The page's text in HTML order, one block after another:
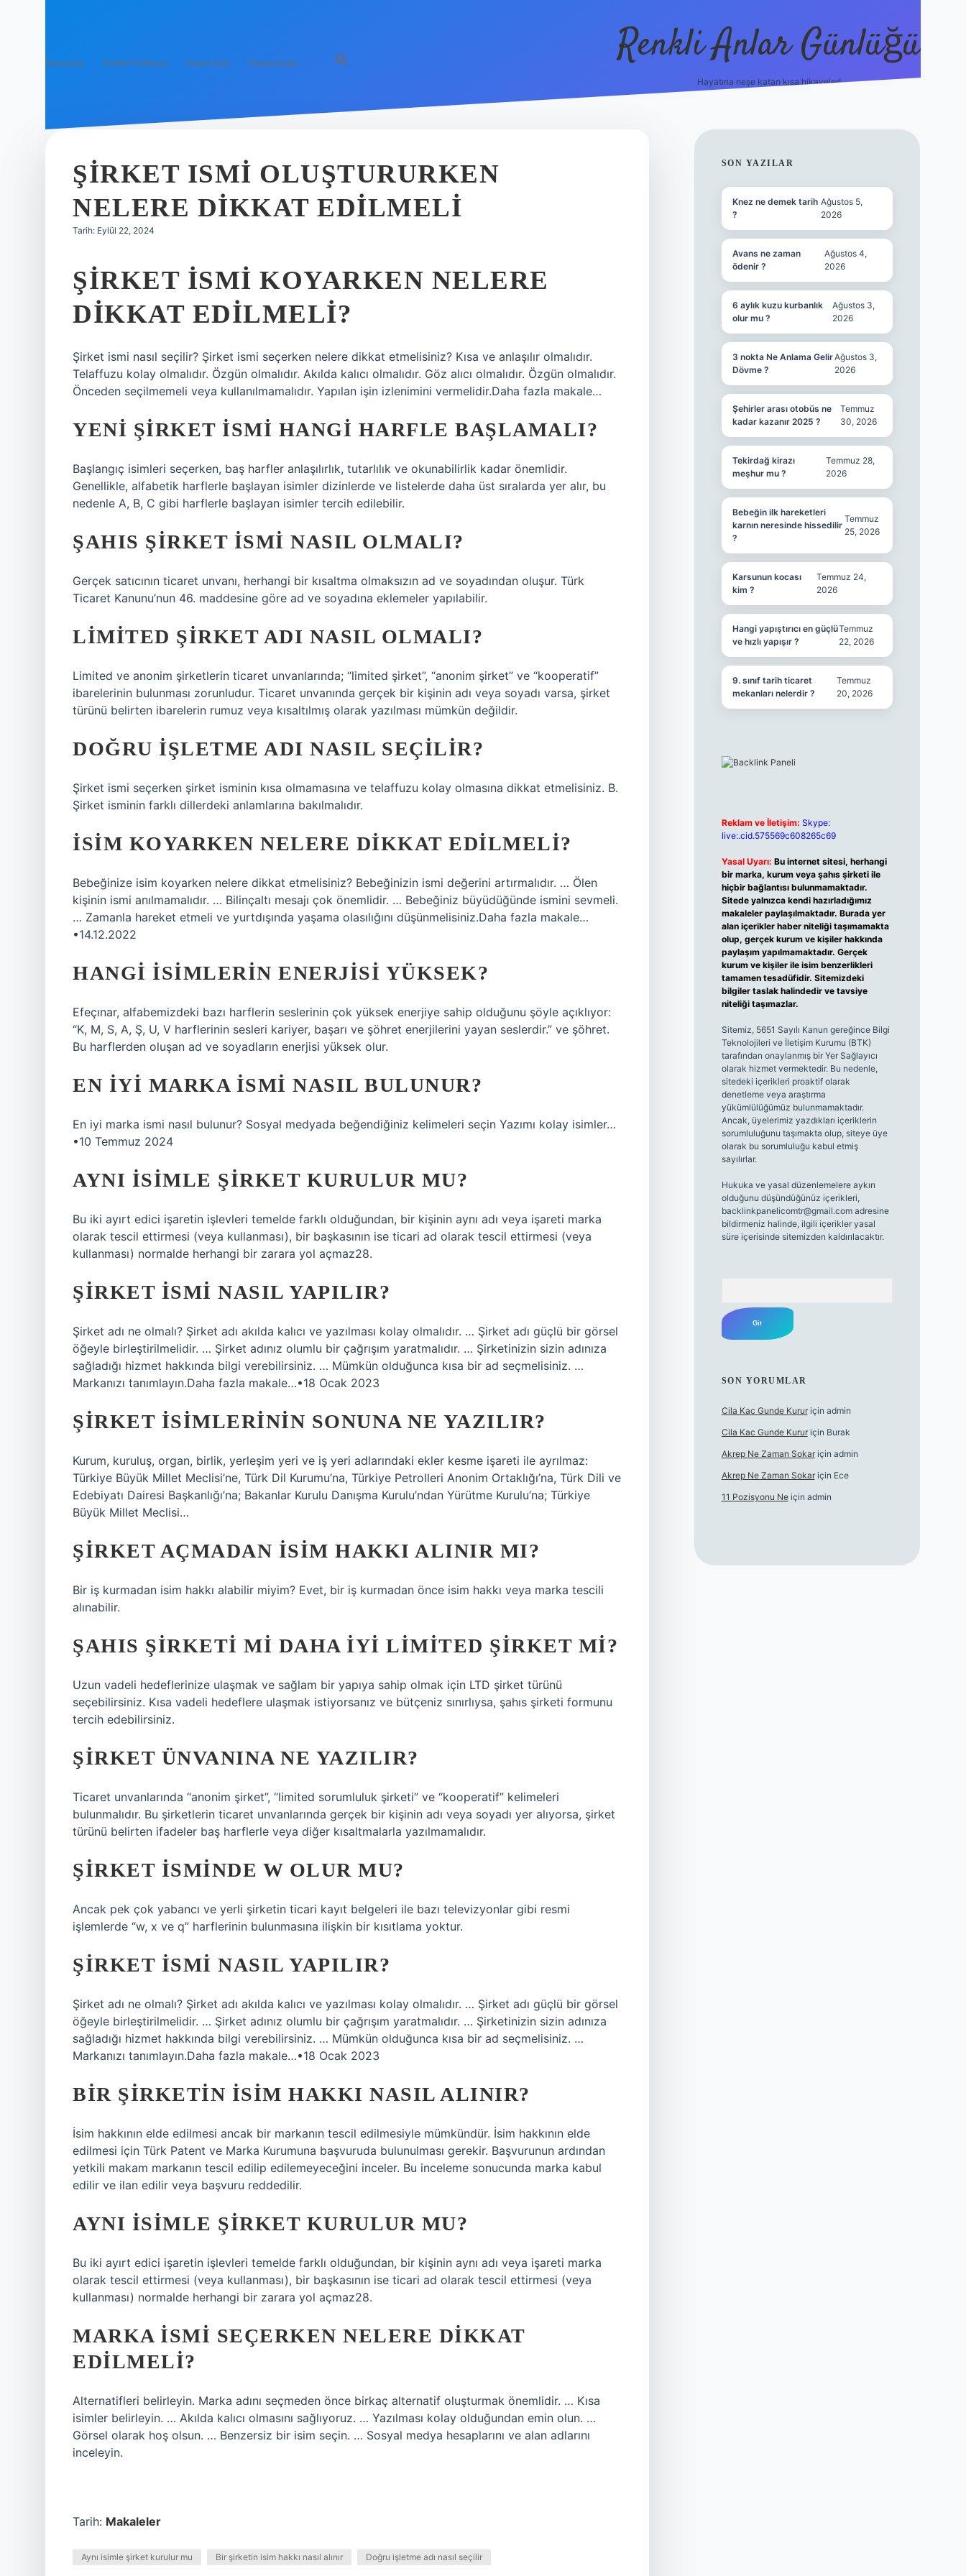
Anasayfa Gizlilik Politikası Yasal Uyarı Hakkımızda Renkli Anlar Günlüğü
Hayatına neşe katan kısa hikayeler!
ŞIRKET ISMI OLUŞTURURKEN
NELERE DIKKAT EDILMELI
Tarih: Eylül 22, 2024
ŞIRKET ISMI KOYARKEN NELERE
DIKKAT EDILMELI?
Şirket ismi nasıl seçilir? Şirket ismi seçerken nelere dikkat etmelisiniz? Kısa ve anlaşılır olmalıdır.
Telaffuzu kolay olmalıdır. Özgün olmalıdır. Akılda kalıcı olmalıdır. Göz alıcı olmalıdır. Özgün olmalıdır.
Önceden seçilmemeli veya kullanılmamalıdır. Yapılan işin izlenimini vermelidir.Daha fazla makale…
YENI ŞIRKET ISMI HANGI HARFLE BAŞLAMALI?
Başlangıç ​​isimleri seçerken, baş harfler anlaşılırlık, tutarlılık ve okunabilirlik kadar önemlidir.
Genellikle, alfabetik harflerle başlayan isimler dizinlerde ve listelerde daha üst sıralarda yer alır, bu
nedenle A, B, C gibi harflerle başlayan isimler tercih edilebilir.
ŞAHIS ŞIRKET ISMI NASIL OLMALI?
Gerçek satıcının ticaret unvanı, herhangi bir kısaltma olmaksızın ad ve soyadından oluşur. Türk
Ticaret Kanunu’nun 46. maddesine göre ad ve soyadına eklemeler yapılabilir.
LIMITED ŞIRKET ADI NASIL OLMALI?
Limited ve anonim şirketlerin ticaret unvanlarında; “limited şirket”, “anonim şirket” ve “kooperatif”
ibarelerinin bulunması zorunludur. Ticaret unvanında gerçek bir kişinin adı veya soyadı varsa, şirket
türünü belirten ibarelerin rumuz veya kısaltılmış olarak yazılması mümkün değildir.
DOĞRU IŞLETME ADI NASIL SEÇILIR?
Şirket ismi seçerken şirket isminin kısa olmamasına ve telaffuzu kolay olmasına dikkat etmelisiniz. B.
Şirket isminin farklı dillerdeki anlamlarına bakılmalıdır.
İSIM KOYARKEN NELERE DIKKAT EDILMELI?
Bebeğinize isim koyarken nelere dikkat etmelisiniz? Bebeğinizin ismi değerini artırmalıdır. … Ölen
kişinin ismi anılmamalıdır. … Bilinçaltı mesajı çok önemlidir. … Bebeğiniz büyüdüğünde ismini sevmeli.
… Zamanla hareket etmeli ve yurtdışında yaşama olasılığını düşünmelisiniz.Daha fazla makale…
•14.12.2022
HANGI ISIMLERIN ENERJISI YÜKSEK?
Efeçınar, alfabemizdeki bazı harflerin seslerinin çok yüksek enerjiye sahip olduğunu şöyle açıklıyor:
“K, M, S, A, Ş, U, V harflerinin sesleri kariyer, başarı ve şöhret enerjilerini yayan seslerdir.” ve şöhret.
Bu harflerden oluşan ad ve soyadların enerjisi yüksek olur.
EN IYI MARKA ISMI NASIL BULUNUR?
En iyi marka ismi nasıl bulunur? Sosyal medyada beğendiğiniz kelimeleri seçin Yazımı kolay isimler…
•10 Temmuz 2024
AYNI ISIMLE ŞIRKET KURULUR MU?
Bu iki ayırt edici işaretin işlevleri temelde farklı olduğundan, bir kişinin aynı adı veya işareti marka
olarak tescil ettirmesi (veya kullanması), bir başkasının ise ticari ad olarak tescil ettirmesi (veya
kullanması) normalde herhangi bir zarara yol açmaz28.
ŞIRKET ISMI NASIL YAPILIR?
Şirket adı ne olmalı? Şirket adı akılda kalıcı ve yazılması kolay olmalıdır. … Şirket adı güçlü bir görsel
öğeyle birleştirilmelidir. … Şirket adınız olumlu bir çağrışım yaratmalıdır. … Şirketinizin sizin adınıza
sağladığı hizmet hakkında bilgi verebilirsiniz. … Mümkün olduğunca kısa bir ad seçmelisiniz. …
Markanızı tanımlayın.Daha fazla makale…•18 Ocak 2023
ŞIRKET ISIMLERININ SONUNA NE YAZILIR?
Kurum, kuruluş, organ, birlik, yerleşim yeri ve iş yeri adlarındaki ekler kesme işareti ile ayrılmaz:
Türkiye Büyük Millet Meclisi’ne, Türk Dil Kurumu’na, Türkiye Petrolleri Anonim Ortaklığı’na, Türk Dili ve
Edebiyatı Dairesi Başkanlığı’na; Bakanlar Kurulu Danışma Kurulu’ndan Yürütme Kurulu’na; Türkiye
Büyük Millet Meclisi…
ŞIRKET AÇMADAN ISIM HAKKI ALINIR MI?
Bir iş kurmadan isim hakkı alabilir miyim? Evet, bir iş kurmadan önce isim hakkı veya marka tescili
alınabilir.
ŞAHIS ŞIRKETI MI DAHA IYI LIMITED ŞIRKET MI?
Uzun vadeli hedeflerinize ulaşmak ve sağlam bir yapıya sahip olmak için LTD şirket türünü
seçebilirsiniz. Kısa vadeli hedeflere ulaşmak istiyorsanız ve bütçeniz sınırlıysa, şahıs şirketi formunu
tercih edebilirsiniz.
ŞIRKET ÜNVANINA NE YAZILIR?
Ticaret unvanlarında “anonim şirket”, “limited sorumluluk şirketi” ve “kooperatif” kelimeleri
bulunmalıdır. Bu şirketlerin ticaret unvanlarında gerçek bir kişinin adı veya soyadı yer alıyorsa, şirket
türünü belirten ifadeler baş harflerle veya diğer kısaltmalarla yazılmamalıdır.
ŞIRKET ISMINDE W OLUR MU?
Ancak pek çok yabancı ve yerli şirketin ticari kayıt belgeleri ile bazı televizyonlar gibi resmi
işlemlerde “w, x ve q” harflerinin bulunmasına ilişkin bir kısıtlama yoktur.
ŞIRKET ISMI NASIL YAPILIR?
Şirket adı ne olmalı? Şirket adı akılda kalıcı ve yazılması kolay olmalıdır. … Şirket adı güçlü bir görsel
öğeyle birleştirilmelidir. … Şirket adınız olumlu bir çağrışım yaratmalıdır. … Şirketinizin sizin adınıza
sağladığı hizmet hakkında bilgi verebilirsiniz. … Mümkün olduğunca kısa bir ad seçmelisiniz. …
Markanızı tanımlayın.Daha fazla makale…•18 Ocak 2023
BIR ŞIRKETIN ISIM HAKKI NASIL ALINIR?
İsim hakkının elde edilmesi ancak bir markanın tescil edilmesiyle mümkündür. İsim hakkının elde
edilmesi için Türk Patent ve Marka Kurumuna başvuruda bulunulması gerekir. Başvurunun ardından
yetkili makam markanın tescil edilip edilemeyeceğini inceler. Bu inceleme sonucunda marka kabul
edilir ve ilan edilir veya başvuru reddedilir.
AYNI ISIMLE ŞIRKET KURULUR MU?
Bu iki ayırt edici işaretin işlevleri temelde farklı olduğundan, bir kişinin aynı adı veya işareti marka
olarak tescil ettirmesi (veya kullanması), bir başkasının ise ticari ad olarak tescil ettirmesi (veya
kullanması) normalde herhangi bir zarara yol açmaz28.
MARKA ISMI SEÇERKEN NELERE DIKKAT
EDILMELI?
Alternatifleri belirleyin. Marka adını seçmeden önce birkaç alternatif oluşturmak önemlidir. … Kısa
isimler belirleyin. … Akılda kalıcı olmasını sağlıyoruz. … Yazılması kolay olduğundan emin olun. …
Görsel olarak hoş olsun. … Benzersiz bir isim seçin. … Sosyal medya hesaplarını ve alan adlarını
inceleyin.
Tarih: Makaleler
Aynı isimle şirket kurulur mu Bir şirketin isim hakkı nasıl alınır Doğru işletme adı nasıl seçilir
SIDEBAR
SON YAZILAR
Knez ne demek tarih
?
Ağustos 5,
2026
Avans ne zaman
ödenir ?
Ağustos 4,
2026
6 aylık kuzu kurbanlık
olur mu ?
Ağustos 3,
2026
3 nokta Ne Anlama Gelir
Dövme ?
Ağustos 3,
2026
Şehirler arası otobüs ne
kadar kazanır 2025 ?
Temmuz
30, 2026
Tekirdağ kirazı
meşhur mu ?
Temmuz 28,
2026
Bebeğin ilk hareketleri
karnın neresinde hissedilir
?
Temmuz
25, 2026
Karsunun kocası
kim ?
Temmuz 24,
2026
Hangi yapıştırıcı en güçlü
ve hızlı yapışır ?
Temmuz
22, 2026
9. sınıf tarih ticaret
mekanları nelerdir ?
Temmuz
20, 2026
Reklam ve İletişim: Skype:
live:.cid.575569c608265c69
Yasal Uyarı: Bu internet sitesi, herhangi
bir marka, kurum veya şahıs şirketi ile
hiçbir bağlantısı bulunmamaktadır.
Sitede yalnızca kendi hazırladığımız
makaleler paylaşılmaktadır. Burada yer
alan içerikler haber niteliği taşımamakta
olup, gerçek kurum ve kişiler hakkında
paylaşım yapılmamaktadır. Gerçek
kurum ve kişiler ile isim benzerlikleri
tamamen tesadüfidir. Sitemizdeki
bilgiler taslak halindedir ve tavsiye
niteliği taşımazlar.
Sitemiz, 5651 Sayılı Kanun gereğince Bilgi
Teknolojileri ve İletişim Kurumu (BTK)
tarafından onaylanmış bir Yer Sağlayıcı
olarak hizmet vermektedir. Bu nedenle,
sitedeki içerikleri proaktif olarak
denetleme veya araştırma
yükümlülüğümüz bulunmamaktadır.
Ancak, üyelerimiz yazdıkları içeriklerin
sorumluluğunu taşımakta olup, siteye üye
olarak bu sorumluluğu kabul etmiş
sayılırlar.
Hukuka ve yasal düzenlemelere aykırı
olduğunu düşündüğünüz içerikleri,
backlinkpanelicomtr@gmail.comadresine
bildirmeniz halinde, ilgili içerikler yasal
süre içerisinde sitemizden kaldırılacaktır.
SON YORUMLAR
Cila Kac Gunde Kururiçin admin
Cila Kac Gunde Kururiçin Burak
Akrep Ne Zaman Sokariçin admin
Akrep Ne Zaman Sokariçin Ece
11 Pozisyonu Neiçin admin
vdcasino güncel giriş